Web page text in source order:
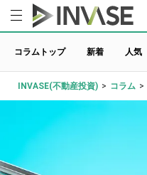
コラムトップ 新着 人気
INVASE(不動産投資) > コラム >